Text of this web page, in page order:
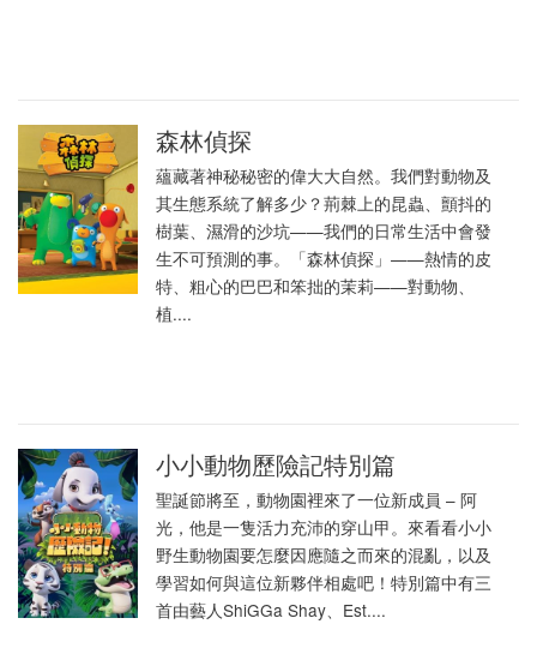
森林偵探
蘊藏著神秘秘密的偉大大自然。我們對動物及
其生態系統了解多少？荊棘上的昆蟲、顫抖的
樹葉、濕滑的沙坑——我們的日常生活中會發
生不可預測的事。「森林偵探」——熱情的皮
特、粗心的巴巴和笨拙的茉莉——對動物、
植....
小小動物歷險記特別篇
聖誕節將至，動物園裡來了一位新成員 – 阿
光，他是一隻活力充沛的穿山甲。來看看小小
野生動物園要怎麼因應隨之而來的混亂，以及
學習如何與這位新夥伴相處吧！特別篇中有三
首由藝人ShiGGa Shay、Est....